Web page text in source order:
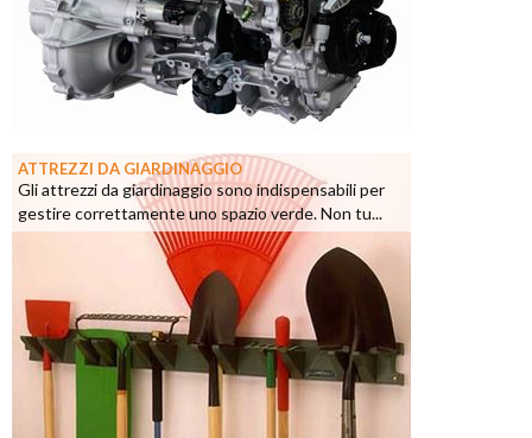
ATTREZZI DA GIARDINAGGIO
Gli attrezzi da giardinaggio sono indispensabili per
gestire correttamente uno spazio verde. Non tu...